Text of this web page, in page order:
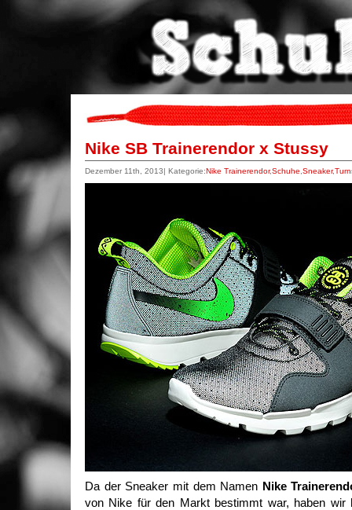
Nike SB Trainerendor x Stussy
Dezember 11th, 2013| Kategorie:Nike Trainerendor,Schuhe Sneaker,
Da der Sneaker mit dem Namen Nike
von Nike für den Markt bestimmt war, haben wir